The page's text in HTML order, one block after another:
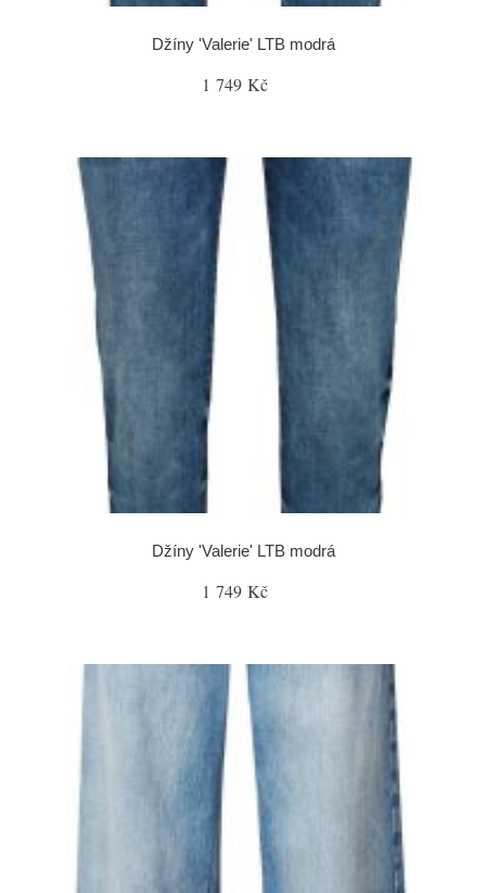
Džíny 'Valerie' LTB modrá
1 749 Kč
Džíny 'Valerie' LTB modrá
1 749 Kč